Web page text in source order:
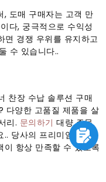
, 도매 구매자는 고객 만
다, 궁극적으로 수익성
면 경쟁 우위를 유지하고
수 있습니다..
찬장 수납 솔루션 구매
다양한 고품질 제품을 살
리. 문의하기 대량 주문
당사의 프리미엄 스토
이 항상 만족할 수 있도록